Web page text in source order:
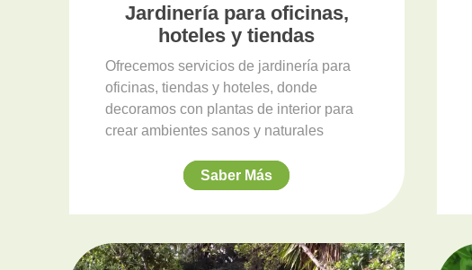
Jardinería para oficinas,
hoteles y tiendas
Ofrecemos servicios de jardinería para
oficinas, tiendas y hoteles, donde
decoramos con plantas de interior para
crear ambientes sanos y naturales
Saber Más